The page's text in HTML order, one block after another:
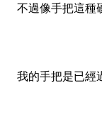
不過像手把這種
我的手把是已經